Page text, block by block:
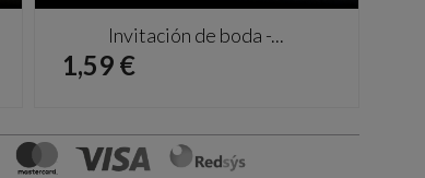
Invitación de boda -...
Precio
1,59 €